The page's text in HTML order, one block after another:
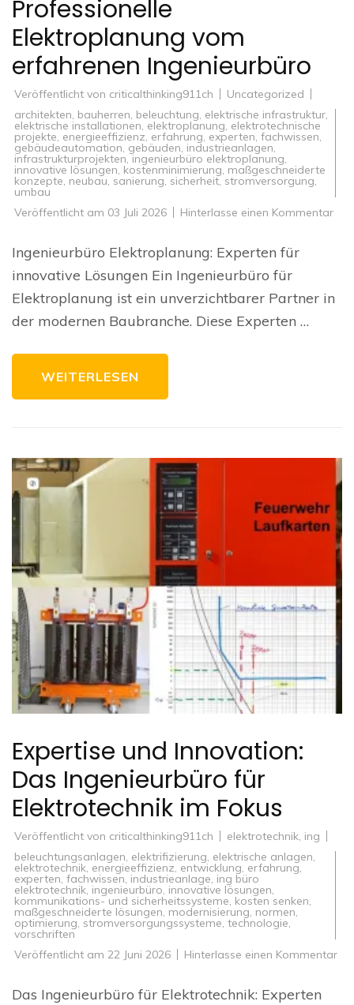
Professionelle
Elektroplanung vom
erfahrenen Ingenieurbüro
Veröffentlicht von criticalthinking911ch
Uncategorized
architekten, bauherren, beleuchtung, elektrische infrastruktur,
elektrische installationen, elektroplanung, elektrotechnische
projekte, energieeffizienz, erfahrung, experten, fachwissen,
gebäudeautomation, gebäuden, industrieanlagen,
infrastrukturprojekten, ingenieurbüro elektroplanung,
innovative lösungen, kostenminimierung, maßgeschneiderte
konzepte, neubau, sanierung, sicherheit, stromversorgung,
umbau
Veröffentlicht am 03 Juli 2026 Hinterlasse einen Kommentarzu
Ingenieurbüro Elektroplanung: Experten für
innovative Lösungen Ein Ingenieurbüro für
Elektroplanung ist ein unverzichtbarer Partner in
der modernen Baubranche. Diese Experten …
WEITERLESEN
Expertise und Innovation:
Das Ingenieurbüro für
Elektrotechnik im Fokus
Veröffentlicht von criticalthinking911ch elektrotechnik, ing
beleuchtungsanlagen, elektrifizierung, elektrische anlagen,
elektrotechnik, energieeffizienz, entwicklung, erfahrung,
experten, fachwissen, industrieanlage, ing büro
elektrotechnik, ingenieurbüro, innovative lösungen,
kommunikations- und sicherheitssysteme, kosten senken,
maßgeschneiderte lösungen, modernisierung, normen,
optimierung, stromversorgungssysteme, technologie,
vorschriften
Veröffentlicht am 22 Juni 2026 Hinterlasse einen Kommentarzu
Das Ingenieurbüro für Elektrotechnik: Experten